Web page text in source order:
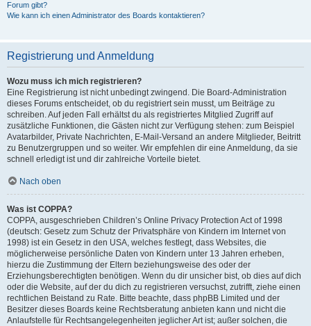
Forum gibt?
Wie kann ich einen Administrator des Boards kontaktieren?
Registrierung und Anmeldung
Wozu muss ich mich registrieren?
Eine Registrierung ist nicht unbedingt zwingend. Die Board-Administration
dieses Forums entscheidet, ob du registriert sein musst, um Beiträge zu
schreiben. Auf jeden Fall erhältst du als registriertes Mitglied Zugriff auf
zusätzliche Funktionen, die Gästen nicht zur Verfügung stehen: zum Beispiel
Avatarbilder, Private Nachrichten, E-Mail-Versand an andere Mitglieder, Beitritt
zu Benutzergruppen und so weiter. Wir empfehlen dir eine Anmeldung, da sie
schnell erledigt ist und dir zahlreiche Vorteile bietet.
Nach oben
Was ist COPPA?
COPPA, ausgeschrieben Children’s Online Privacy Protection Act of 1998
(deutsch: Gesetz zum Schutz der Privatsphäre von Kindern im Internet von
1998) ist ein Gesetz in den USA, welches festlegt, dass Websites, die
möglicherweise persönliche Daten von Kindern unter 13 Jahren erheben,
hierzu die Zustimmung der Eltern beziehungsweise des oder der
Erziehungsberechtigten benötigen. Wenn du dir unsicher bist, ob dies auf dich
oder die Website, auf der du dich zu registrieren versuchst, zutrifft, ziehe einen
rechtlichen Beistand zu Rate. Bitte beachte, dass phpBB Limited und der
Besitzer dieses Boards keine Rechtsberatung anbieten kann und nicht die
Anlaufstelle für Rechtsangelegenheiten jeglicher Art ist; außer solchen, die